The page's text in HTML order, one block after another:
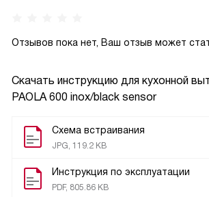
Скачать инструкцию для кухонной
PAOLA 600 inox/black sensor
Схема встраивания
JPG, 119.2 KB
Инструкция по эксплуатации
PDF, 805.86 KB
технической поддержки.
Отзывов пока нет, Ваш отзыв может